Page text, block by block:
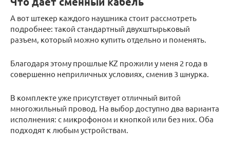
А вот штекер каждого наушника стоит рассмотреть
подробнее: такой стандартный двухштырьковый
разъем, который можно купить отдельно и поменять.
Благодаря этому прошлые KZ прожили у меня 2 года в
совершенно неприличных условиях, сменив 3 шнурка.
В комплекте уже присутствует отличный витой
многожильный провод. На выбор доступно два варианта
исполнения: с микрофоном и кнопкой или без них. Оба
подходят к любым устройствам.